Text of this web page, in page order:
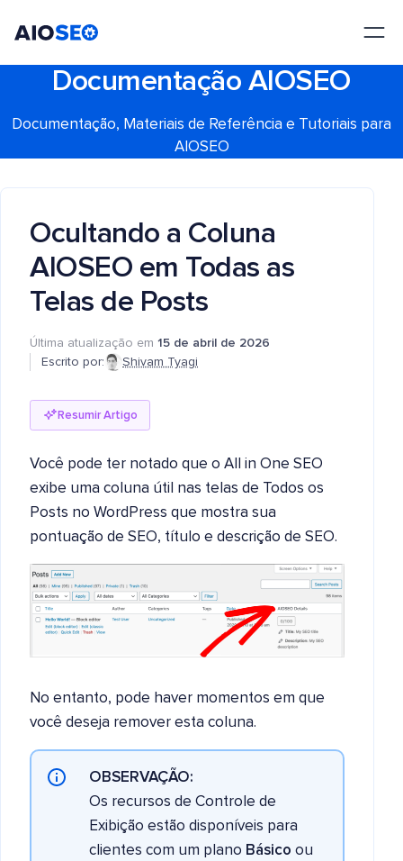
Documentação AIOSEO
Documentação, Materiais de Referência e Tutoriais para
AIOSEO
Ocultando a Coluna
AIOSEO em Todas as
Telas de Posts
Última atualização em 15 de abril de 2026
Escrito por:
Shivam Tyagi
Resumir Artigo
Você pode ter notado que o All in One SEO
exibe uma coluna útil nas telas de Todos os
Posts no WordPress que mostra sua
pontuação de SEO, título e descrição de SEO.
No entanto, pode haver momentos em que
você deseja remover esta coluna.
OBSERVAÇÃO:
Os recursos de Controle de
Exibição estão disponíveis para
clientes com um plano Básico ou